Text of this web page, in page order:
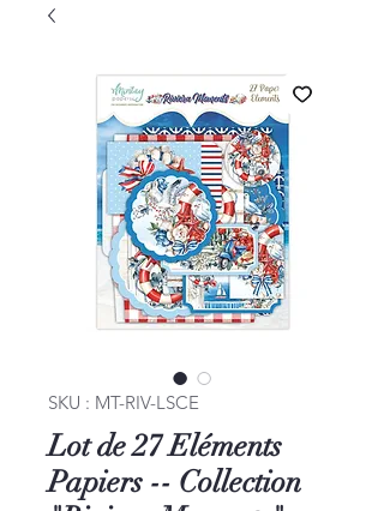
SKU : MT-RIV-LSCE
Lot de 27 Eléments
Papiers -- Collection